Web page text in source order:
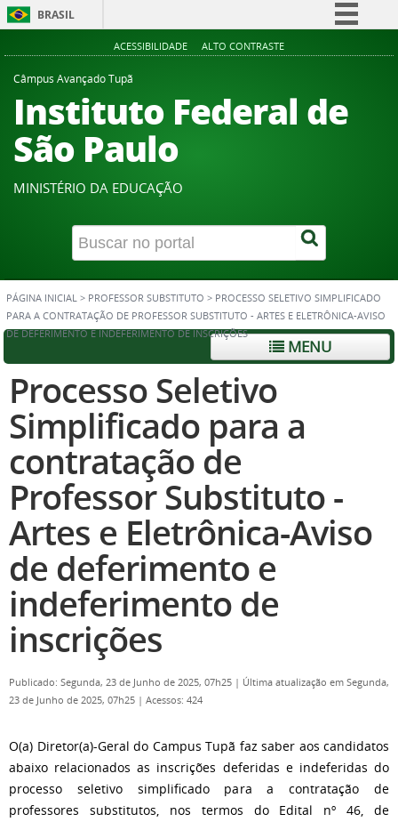
BRASIL
Simplifique!
Participe
Acesso à informação
ACESSIBILIDADE ALTO CONTRASTE
Câmpus Avançado Tupã
Instituto Federal de
São Paulo
MINISTÉRIO DA EDUCAÇÃO
PÁGINA INICIAL > PROFESSOR SUBSTITUTO > PROCESSO SELETIVO SIMPLIFICADO
PARA A CONTRATAÇÃO DE PROFESSOR SUBSTITUTO - ARTES E ELETRÔNICA-AVISO
DE DEFERIMENTO E INDEFERIMENTO DE INSCRIÇÕES
MENU
Processo Seletivo
Simplificado para a
contratação de
Professor Substituto -
Artes e Eletrônica-Aviso
de deferimento e
indeferimento de
inscrições
Publicado: Segunda, 23 de Junho de 2025, 07h25 | Última atualização em Segunda,
23 de Junho de 2025, 07h25 | Acessos: 424
O(a) Diretor(a)-Geral do Campus Tupã faz saber aos candidatos
abaixo relacionados as inscrições deferidas e indeferidas do
processo seletivo simplificado para a contratação de
professores substitutos, nos termos do Edital nº 46, de